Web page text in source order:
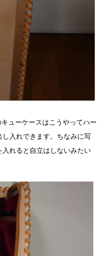
ューケースはこうやってハー
し入れできます。ちなみに写
れると自立はしないみたい